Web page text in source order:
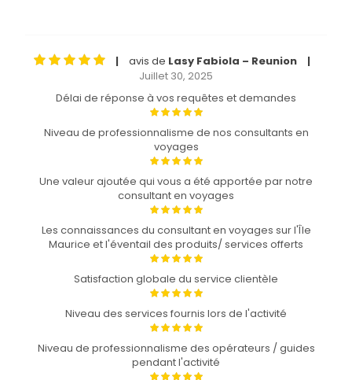
| avis de Lasy Fabiola – Reunion |
Juillet 30, 2025
Délai de réponse à vos requêtes et demandes
Niveau de professionnalisme de nos consultants en
voyages
Une valeur ajoutée qui vous a été apportée par notre
consultant en voyages
Les connaissances du consultant en voyages sur l'Île
Maurice et l'éventail des produits/ services offerts
Satisfaction globale du service clientèle
Niveau des services fournis lors de l'activité
Niveau de professionnalisme des opérateurs / guides
pendant l'activité